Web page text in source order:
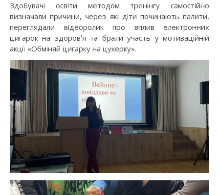
Здобувачі освіти методом тренінгу самостійно
визначали причини, через які діти починають палити,
переглядали відеоролик про вплив електронних
цигарок на здоровʼя та брали участь у мотиваційній
акції «Обміняй цигарку на цукерку».